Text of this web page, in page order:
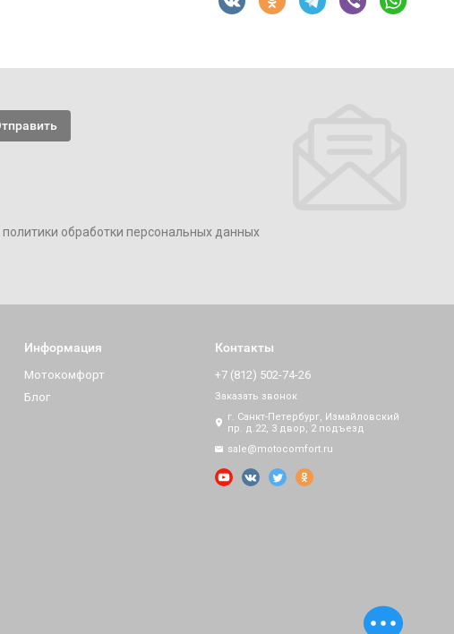
политики обработки персональных данных
Информация
Мотокомфорт
Блог
Контакты
+7 (812) 502-74-26
Заказать звонок
г. Санкт-Петербург, Измайловский
пр. д.22, 3 двор, 2 подъезд
sale@motocomfort.ru